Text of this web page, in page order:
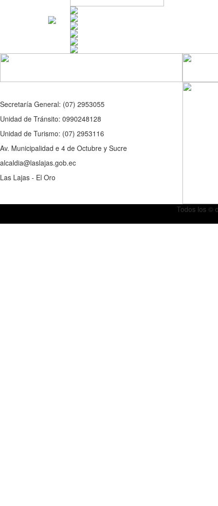
Secretaría General: (07) 2953055
Unidad de Tránsito: 0990248128
Unidad de Turismo: (07) 2953116
Av. Municipalidad e 4 de Octubre y Sucre
alcaldia@laslajas.gob.ec
Las Lajas - El Oro
Todos los ©